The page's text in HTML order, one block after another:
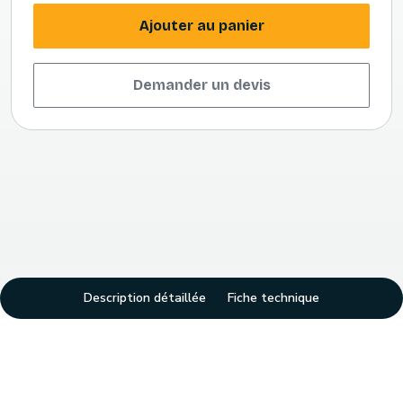
Ajouter au panier
Demander un devis
Description détaillée Fiche technique